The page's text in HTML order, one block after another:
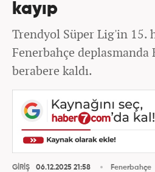
kayıp
Trendyol Süper Lig'in 15.
Fenerbahçe deplasmanda
berabere kaldı.
GİRİŞ
06.12.2025 21:58
Fenerbahçe